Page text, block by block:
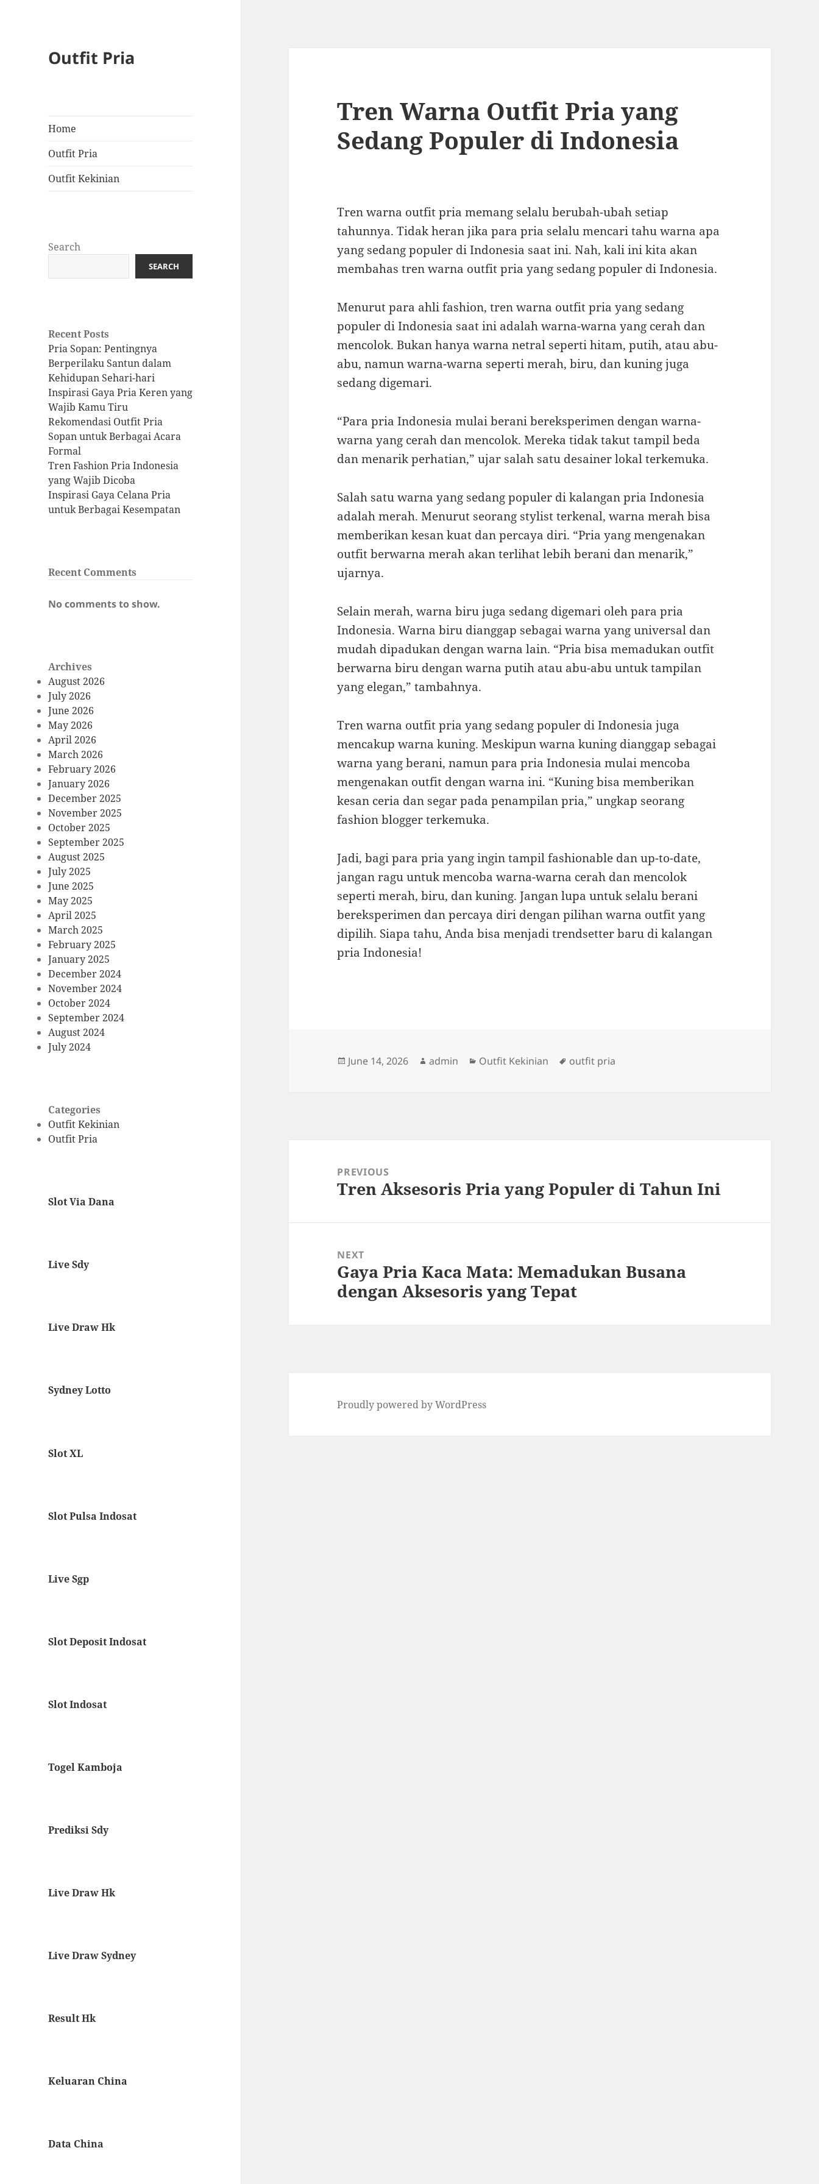
Outfit Pria
Home
Outfit Pria
Outfit Kekinian
Search
SEARCH
Recent Posts
Pria Sopan: Pentingnya
Berperilaku Santun dalam
Kehidupan Sehari-hari
Inspirasi Gaya Pria Keren yang
Wajib Kamu Tiru
Rekomendasi Outfit Pria
Sopan untuk Berbagai Acara
Formal
Tren Fashion Pria Indonesia
yang Wajib Dicoba
Inspirasi Gaya Celana Pria
untuk Berbagai Kesempatan
Recent Comments
No comments to show.
Archives
August 2026
July 2026
June 2026
May 2026
April 2026
March 2026
February 2026
January 2026
December 2025
November 2025
October 2025
September 2025
August 2025
July 2025
June 2025
May 2025
April 2025
March 2025
February 2025
January 2025
December 2024
November 2024
October 2024
September 2024
August 2024
July 2024
Categories
Outfit Kekinian
Outfit Pria
Slot Via Dana
Live Sdy
Live Draw Hk
Sydney Lotto
Slot XL
Slot Pulsa Indosat
Live Sgp
Slot Deposit Indosat
Slot Indosat
Togel Kamboja
Prediksi Sdy
Live Draw Hk
Live Draw Sydney
Result Hk
Keluaran China
Data China
Tren Warna Outfit Pria yang
Sedang Populer di Indonesia
Tren warna outfit pria memang selalu berubah-ubah setiap
tahunnya. Tidak heran jika para pria selalu mencari tahu warna apa
yang sedang populer di Indonesia saat ini. Nah, kali ini kita akan
membahas tren warna outfit pria yang sedang populer di Indonesia.
Menurut para ahli fashion, tren warna outfit pria yang sedang
populer di Indonesia saat ini adalah warna-warna yang cerah dan
mencolok. Bukan hanya warna netral seperti hitam, putih, atau abu-
abu, namun warna-warna seperti merah, biru, dan kuning juga
sedang digemari.
“Para pria Indonesia mulai berani bereksperimen dengan warna-
warna yang cerah dan mencolok. Mereka tidak takut tampil beda
dan menarik perhatian,” ujar salah satu desainer lokal terkemuka.
Salah satu warna yang sedang populer di kalangan pria Indonesia
adalah merah. Menurut seorang stylist terkenal, warna merah bisa
memberikan kesan kuat dan percaya diri. “Pria yang mengenakan
outfit berwarna merah akan terlihat lebih berani dan menarik,”
ujarnya.
Selain merah, warna biru juga sedang digemari oleh para pria
Indonesia. Warna biru dianggap sebagai warna yang universal dan
mudah dipadukan dengan warna lain. “Pria bisa memadukan outfit
berwarna biru dengan warna putih atau abu-abu untuk tampilan
yang elegan,” tambahnya.
Tren warna outfit pria yang sedang populer di Indonesia juga
mencakup warna kuning. Meskipun warna kuning dianggap sebagai
warna yang berani, namun para pria Indonesia mulai mencoba
mengenakan outfit dengan warna ini. “Kuning bisa memberikan
kesan ceria dan segar pada penampilan pria,” ungkap seorang
fashion blogger terkemuka.
Jadi, bagi para pria yang ingin tampil fashionable dan up-to-date,
jangan ragu untuk mencoba warna-warna cerah dan mencolok
seperti merah, biru, dan kuning. Jangan lupa untuk selalu berani
bereksperimen dan percaya diri dengan pilihan warna outfit yang
dipilih. Siapa tahu, Anda bisa menjadi trendsetter baru di kalangan
pria Indonesia!
Posted
June 14, 2026 Author
admin Categories
Outfit Kekinian Tags
outfit pria
navigationPREVIOUS
Previous
Tren Aksesoris Pria yang Populer di Tahun Ini
NEXT
Next
post:
Gaya Pria Kaca Mata: Memadukan Busana
dengan Aksesoris yang Tepat
Proudly powered by WordPress